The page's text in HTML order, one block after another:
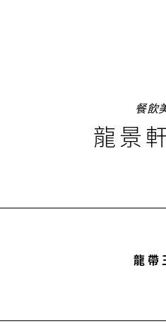
餐飲
龍景
龍帶